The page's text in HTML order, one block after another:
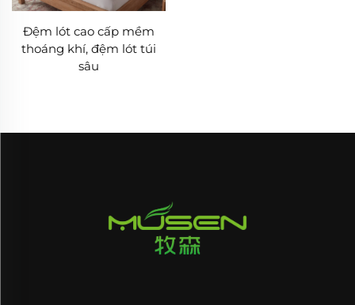
những tiêu chuẩn chứng nhận dệt may nghiêm ngặt
nhất thế giới. Điều này có nghĩa là các loại vải này
& Trẻ em được cắt bo tròn để tránh các cạnh sắc cọ
xát vào làn da bé; dải chun trên ga phủ trẻ em được
Đệm lót cao cấp mềm
thoáng khí, đệm lót túi
sâu